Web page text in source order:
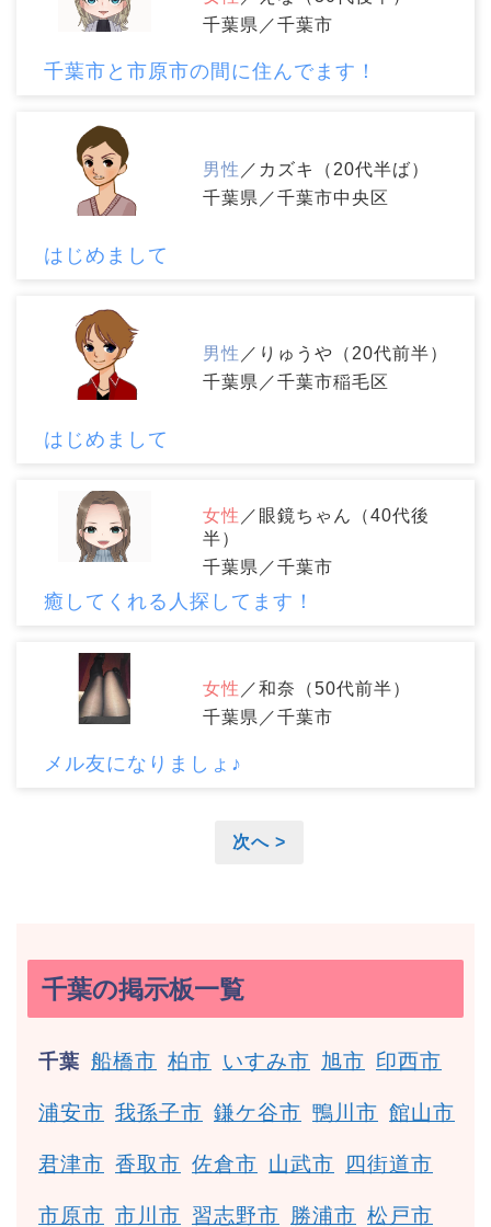
千葉県／千葉市
千葉市と市原市の間に住んでます！
男性 ／カズキ（20代半ば）
千葉県／千葉市中央区
はじめまして
男性 ／りゅうや（20代前半）
千葉県／千葉市稲毛区
はじめまして
女性 ／眼鏡ちゃん（40代後
半）
千葉県／千葉市
癒してくれる人探してます！
女性 ／和奈（50代前半）
千葉県／千葉市
メル友になりましょ♪
次へ >
千葉の掲示板一覧
千葉 船橋市 柏市 いすみ市 旭市 印西市
浦安市 我孫子市 鎌ケ谷市 鴨川市 館山市
君津市 香取市 佐倉市 山武市 四街道市
市原市 市川市 習志野市 勝浦市 松戸市